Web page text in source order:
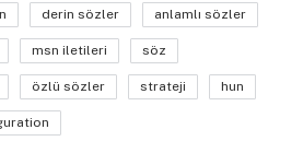
derin sözler anlamlı sözler
msn iletileri söz
özlü sözler strateji hun